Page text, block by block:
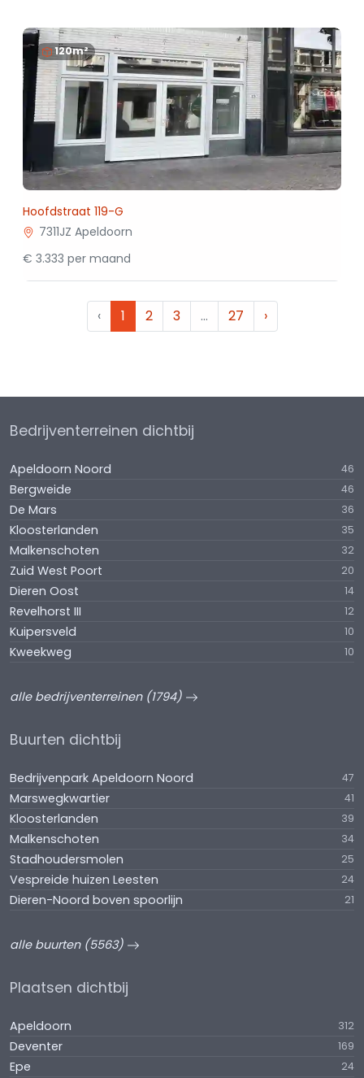
120m²
Hoofdstraat 119-G
7311JZ Apeldoorn
€ 3.333 per maand
‹ 1 2 3 … 27 ›
Bedrijventerreinen dichtbij
Apeldoorn Noord 46
Bergweide 46
De Mars 36
Kloosterlanden 35
Malkenschoten 32
Zuid West Poort 20
Dieren Oost 14
Revelhorst III 12
Kuipersveld 10
Kweekweg 10
alle bedrijventerreinen (1794)
Buurten dichtbij
Bedrijvenpark Apeldoorn Noord 47
Marswegkwartier 41
Kloosterlanden 39
Malkenschoten 34
Stadhoudersmolen 25
Vespreide huizen Leesten 24
Dieren-Noord boven spoorlijn 21
alle buurten (5563)
Plaatsen dichtbij
Apeldoorn 312
Deventer 169
Epe 24